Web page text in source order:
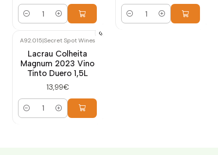
Cantidad Cantidad
A92.015|Secret Spot Wines
Lacrau Colheita
Magnum 2023 Vino
Tinto Duero 1,5L
13,99€
Cantidad